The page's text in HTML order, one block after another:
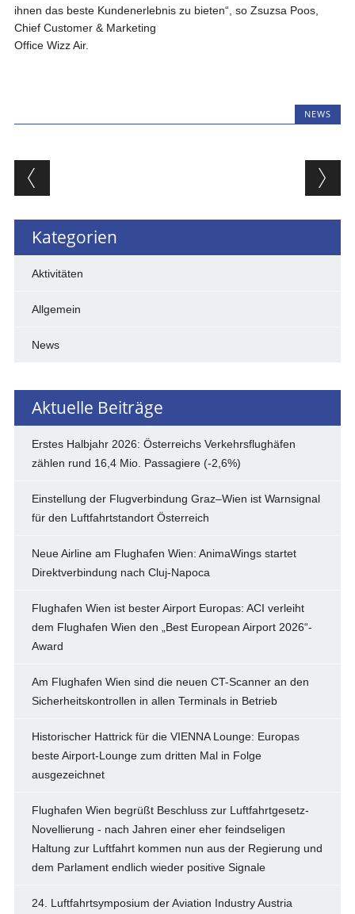
ihnen das beste Kundenerlebnis zu bieten“, so Zsuzsa Poos,
Chief Customer & Marketing
Office Wizz Air.
NEWS
Beitragsnavigation
Kategorien
Aktivitäten
Allgemein
News
Aktuelle Beiträge
Erstes Halbjahr 2026: Österreichs Verkehrsflughäfen
zählen rund 16,4 Mio. Passagiere (-2,6%)
Einstellung der Flugverbindung Graz–Wien ist Warnsignal
für den Luftfahrtstandort Österreich
Neue Airline am Flughafen Wien: AnimaWings startet
Direktverbindung nach Cluj-Napoca
Flughafen Wien ist bester Airport Europas: ACI verleiht
dem Flughafen Wien den „Best European Airport 2026“-
Award
Am Flughafen Wien sind die neuen CT-Scanner an den
Sicherheitskontrollen in allen Terminals in Betrieb
Historischer Hattrick für die VIENNA Lounge: Europas
beste Airport-Lounge zum dritten Mal in Folge
ausgezeichnet
Flughafen Wien begrüßt Beschluss zur Luftfahrtgesetz-
Novellierung - nach Jahren einer eher feindseligen
Haltung zur Luftfahrt kommen nun aus der Regierung und
dem Parlament endlich wieder positive Signale
24. Luftfahrtsymposium der Aviation Industry Austria